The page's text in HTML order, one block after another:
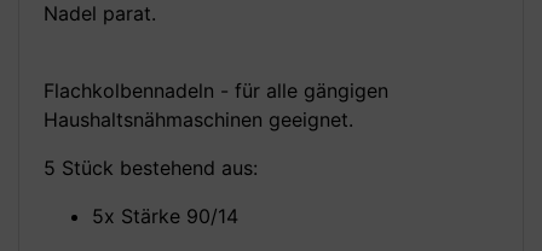
Nadel parat.
Flachkolbennadeln - für alle gängigen
Haushaltsnähmaschinen geeignet.
5 Stück bestehend aus:
5x Stärke 90/14